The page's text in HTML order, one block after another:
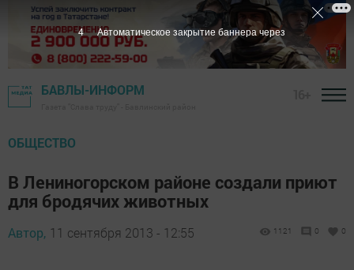
БАВЛЫ-ИНФОРМ
ОБЩЕСТВО
В Лениногорском районе создали приют
для бродячих животных
Автор, 11 сентября 2013 - 12:55 1121 0 0
3 Автоматическое закрытие баннера через